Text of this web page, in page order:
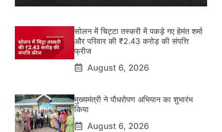
सोलन में चिट्टा तस्करी में पकड़े गए हेमंत शर्मा
और परिवार की ₹2.43 करोड़ की संपत्ति
फ्रीज
August 6, 2026
मुख्यमंत्री ने पौधरोपण अभियान का शुभारंभ
किया
August 6, 2026